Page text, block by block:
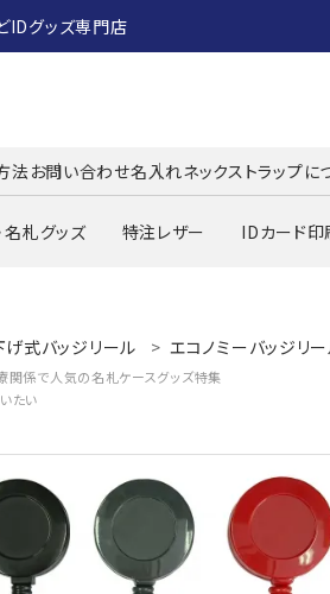
IDグッズ専門店
法 お問い合わせ名入れネックストラップに
名札グッズ 特注レザー IDカード
げ式バッジリール エコノミーバッジリ
関係で人気の名札ケースグッズ特集
たい